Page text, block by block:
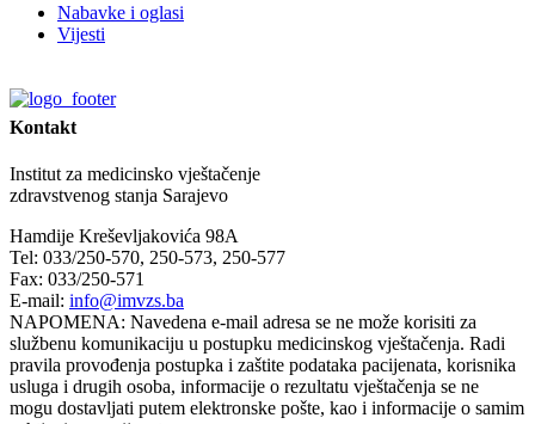
Nabavke i oglasi
Vijesti
Kontakt
Institut za medicinsko vještačenje
zdravstvenog stanja Sarajevo
Hamdije Kreševljakovića 98A
Tel: 033/250-570, 250-573, 250-577
Fax: 033/250-571
E-mail: info@imvzs.ba
NAPOMENA: Navedena e-mail adresa se ne može korisiti za
službenu komunikaciju u postupku medicinskog vještačenja. Radi
pravila provođenja postupka i zaštite podataka pacijenata, korisnika
usluga i drugih osoba, informacije o rezultatu vještačenja se ne
mogu dostavljati putem elektronske pošte, kao i informacije o samim